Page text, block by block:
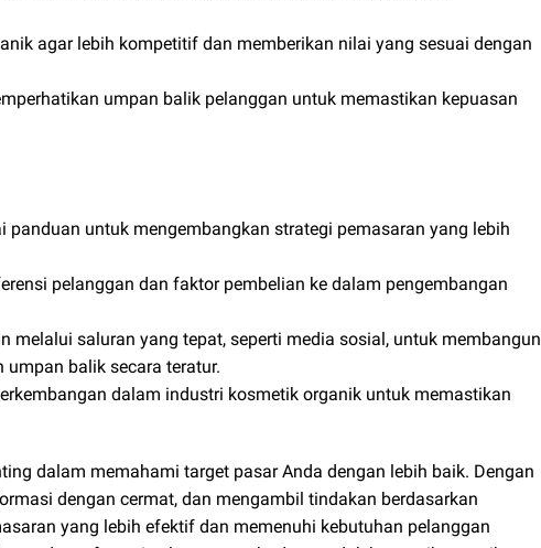
agar lebih kompetitif dan memberikan nilai yang sesuai dengan
umpan balik pelanggan untuk memastikan kepuasan
untuk mengembangkan strategi pemasaran yang lebih
pelanggan dan faktor pembelian ke dalam pengembangan
melalui saluran yang tepat, seperti media sosial, untuk membangun
balik secara teratur.
dalam industri kosmetik organik untuk memastikan
dalam memahami target pasar Anda dengan lebih baik. Dengan
dengan cermat, dan mengambil tindakan berdasarkan
yang lebih efektif dan memenuhi kebutuhan pelanggan